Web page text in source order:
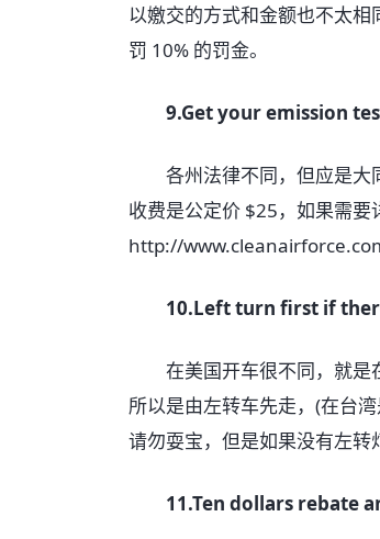
以嬓交的方式和金额也不太
罚 10% 的罚金。
9.Get your emission
各州法律不同，但应是大
收费是公定价 $25，如果需
http://
10.Left turn first if
在美国开车很不同，就是在
所以是由左转车先走，(在台
请勿耍宝，但是如果没有左转
11.Ten dollars rebate